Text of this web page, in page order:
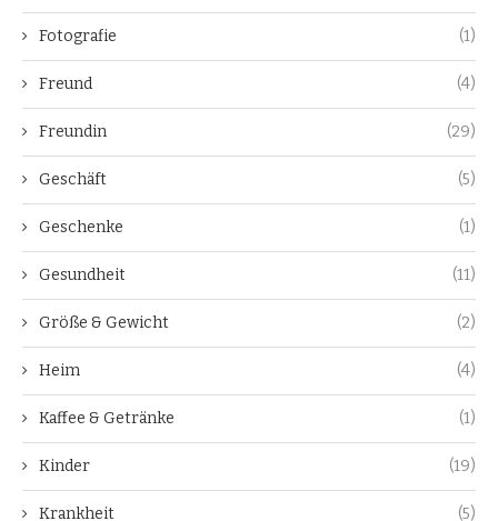
Fotografie (1)
Freund (4)
Freundin (29)
Geschäft (5)
Geschenke (1)
Gesundheit (11)
Größe & Gewicht (2)
Heim (4)
Kaffee & Getränke (1)
Kinder (19)
Krankheit (5)